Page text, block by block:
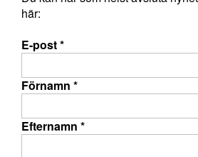
här:
E-post*
Förnamn *
Efternamn *